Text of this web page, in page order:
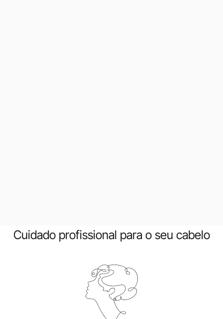
Cuidado profissional para o seu cabelo